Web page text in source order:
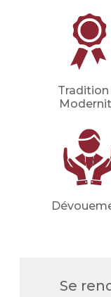
Votre
votre
etc.).
Tradition
Se